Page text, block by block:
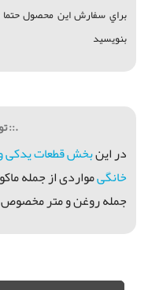
براي سفارش اين محصول حتما
بنويسيد
.::
در اينبخش قطعات يدکی
خانگیمواردی از جمله
جمله روغن و متر مخصوص